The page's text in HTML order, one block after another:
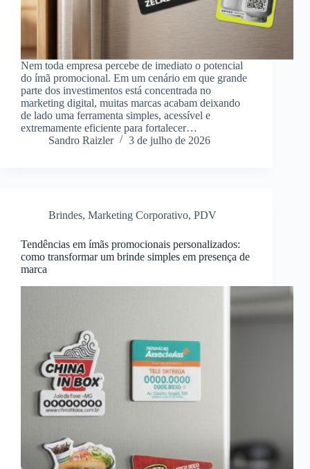
Nem toda empresa percebe de imediato o potencial
do ímã promocional. Em um cenário em que grande
parte dos investimentos está concentrada no
marketing digital, muitas marcas acabam deixando
de lado uma ferramenta simples, acessível e
extremamente eficiente para fortalecer…
Sandro Raizler
3 de julho de 2026
Brindes, Marketing Corporativo, PDV
Tendências em ímãs promocionais personalizados:
como transformar um brinde simples em presença de
marca